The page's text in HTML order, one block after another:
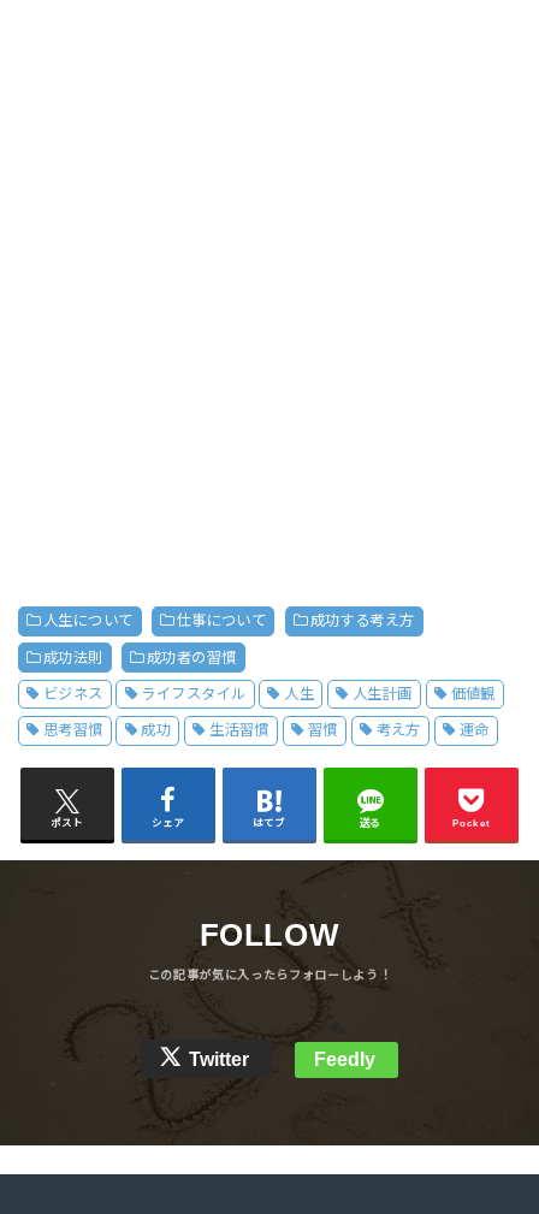
人生について 仕事について 成功する考え方
成功法則 成功者の習慣
ビジネス ライフスタイル 人生 人生計画 価値観
思考習慣 成功 生活習慣 習慣 考え方 運命
ポスト シェア はてブ 送る Pocket
FOLLOW
Twitter Feedly